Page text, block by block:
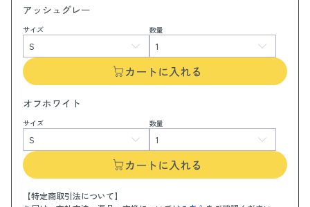
アッシュグレー
サイズ 数量
カートに入れる
オフホワイト
サイズ 数量
カートに入れる
【特定商取引法について】